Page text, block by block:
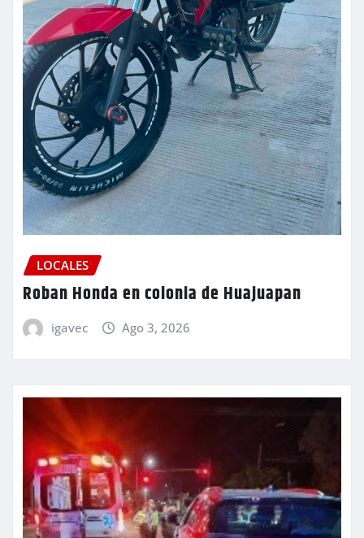
LOCALES
Roban Honda en colonia de Huajuapan
igavec Ago 3, 2026